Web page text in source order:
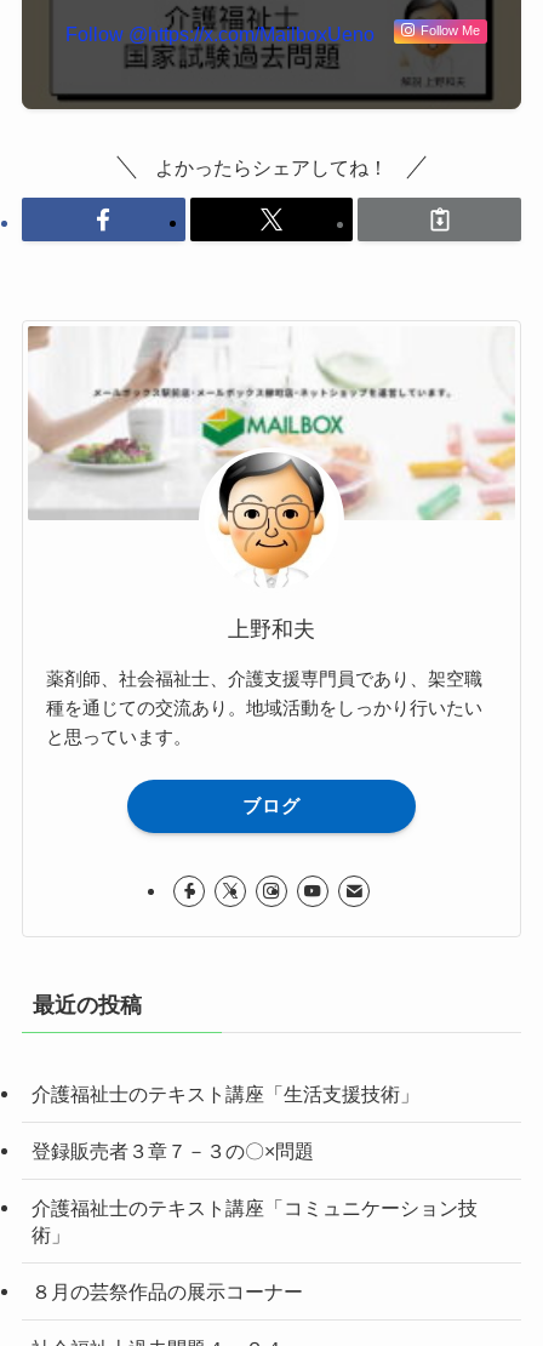
Follow Me
よかったらシェアしてね！
上野和夫
薬剤師、社会福祉士、介護支援専門員であり、架空職
種を通じての交流あり。地域活動をしっかり行いたい
と思っています。
ブログ
最近の投稿
介護福祉士のテキスト講座「生活支援技術」
登録販売者３章７－３の〇×問題
介護福祉士のテキスト講座「コミュニケーション技
術」
８月の芸祭作品の展示コーナー